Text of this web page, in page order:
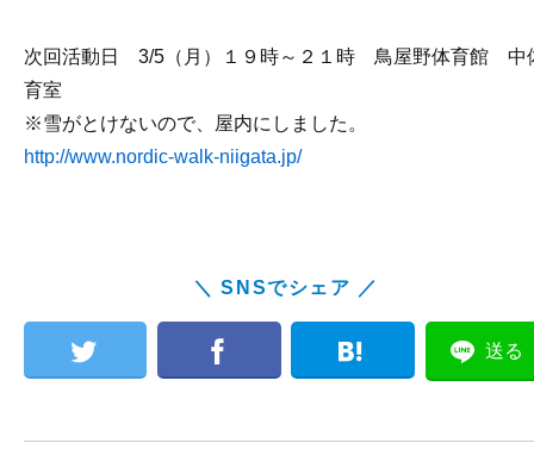
次回活動日 3/5（月）１９時～２１時 鳥屋野体育館 中
育室
※雪がとけないので、屋内にしました。
http://www.nordic-walk-niigata.jp/
＼ SNSでシェア ／
送る